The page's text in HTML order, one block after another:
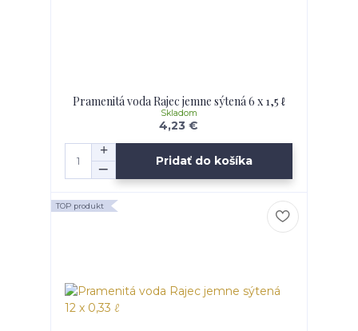
Pramenitá voda Rajec jemne sýtená 6 x 1,5 ℓ
4,23 €
Skladom
Pridať do košíka
TOP produkt